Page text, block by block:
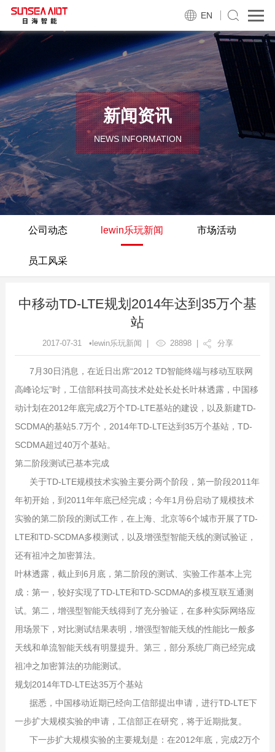
EN
新闻资讯
NEWS INFORMATION
公司动态 lewin乐玩新闻 市场活动
员工风采
中移动TD-LTE规划2014年达到35万个基
站
2017-07-31 •lewin乐玩新闻 | 28898| 分享
7月30日消息，在近日出席“2012 TD智能终端与移动互联网
高峰论坛”时，工信部科技司高技术处处长处长叶林透露，中国移
动计划在2012年底完成2万个TD-LTE基站的建设，以及新建TD-
SCDMA的基站5.7万个，2014年TD-LTE达到35万个基站，TD-
SCDMA超过40万个基站。
第二阶段测试已基本完成
关于TD-LTE规模技术实验主要分两个阶段，第一阶段2011年
年初开始，到2011年年底已经完成；今年1月份启动了规模技术
实验的第二阶段的测试工作，在上海、北京等6个城市开展了TD-
LTE和TD-SCDMA多模测试，以及增强型智能天线的测试验证，
还有祖冲之加密算法。
叶林透露，截止到6月底，第二阶段的测试、实验工作基本上完
成：第一，较好实现了TD-LTE和TD-SCDMA的多模互联互通测
试。第二，增强型智能天线得到了充分验证，在多种实际网络应
用场景下，对比测试结果表明，增强型智能天线的性能比一般多
天线和单流智能天线有明显提升。第三，部分系统厂商已经完成
祖冲之加密算法的功能测试。
规划2014年TD-LTE达35万个基站
据悉，中国移动近期已经向工信部提出申请，进行TD-LTE下
一步扩大规模实验的申请，工信部正在研究，将于近期批复。
下一步扩大规模实验的主要规划是：在2012年底，完成2万个